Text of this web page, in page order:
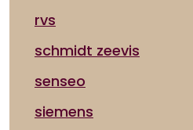
rvs
schmidt zeevis
senseo
siemens